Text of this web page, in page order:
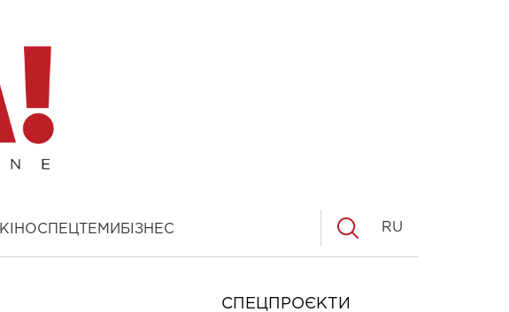
КІНОСПЕЦТЕМИ БІЗНЕС RU
СПЕЦПРОЄКТИ